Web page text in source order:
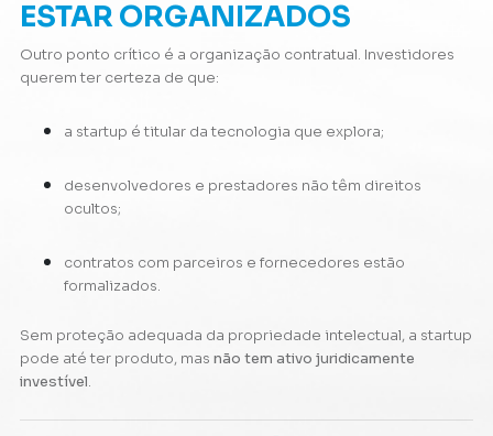
ESTAR ORGANIZADOS
Outro ponto crítico é a organização contratual. Investidores
querem ter certeza de que:
a startup é titular da tecnologia que explora;
desenvolvedores e prestadores não têm direitos
ocultos;
contratos com parceiros e fornecedores estão
formalizados.
Sem proteção adequada da propriedade intelectual, a startup
pode até ter produto, mas não tem ativo juridicamente
investível.